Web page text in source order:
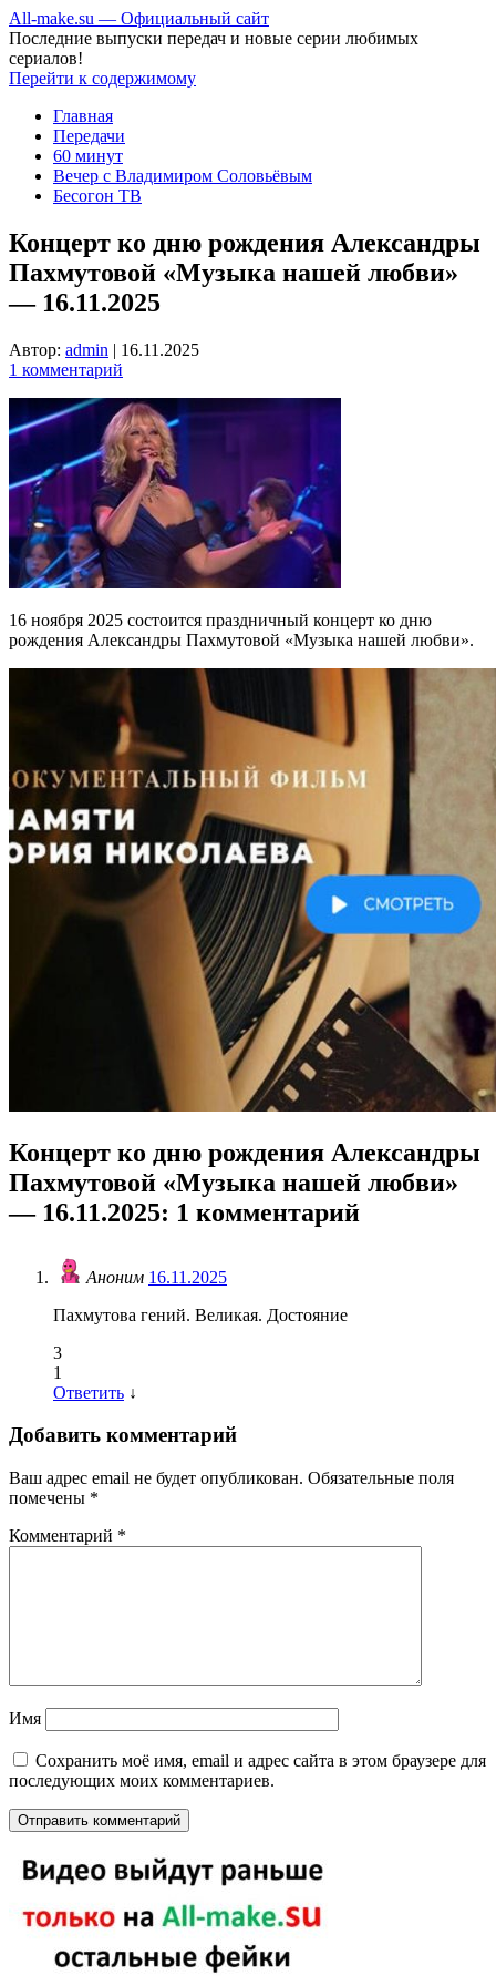
All-make.su — Официальный сайт
Последние выпуски передач и новые серии любимых
сериалов!
Перейти к содержимому
Главная
Передачи
60 минут
Вечер с Владимиром Соловьёвым
Бесогон ТВ
Концерт ко дню рождения Александры
Пахмутовой «Музыка нашей любви»
— 16.11.2025
Автор: admin | 16.11.2025
1 комментарий
16 ноября 2025 состоится праздничный концерт ко дню
рождения Александры Пахмутовой «Музыка нашей любви».
Концерт ко дню рождения Александры
Пахмутовой «Музыка нашей любви»
— 16.11.2025: 1 комментарий
Аноним 16.11.2025
Пахмутова гений. Великая. Достояние
3
1
Ответить ↓
Добавить комментарий
Ваш адрес email не будет опубликован. Обязательные поля
помечены *
Комментарий *
Имя
Сохранить моё имя, email и адрес сайта в этом браузере для
последующих моих комментариев.